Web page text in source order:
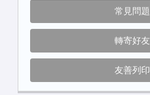
常見問題
轉寄好友
友善列印